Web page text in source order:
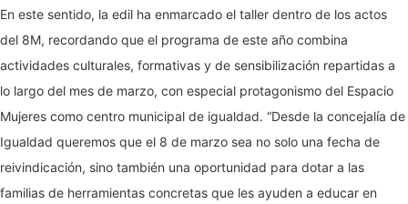
En este sentido, la edil ha enmarcado el taller dentro de los actos
del 8M, recordando que el programa de este año combina
actividades culturales, formativas y de sensibilización repartidas a
lo largo del mes de marzo, con especial protagonismo del Espacio
Mujeres como centro municipal de igualdad. “Desde la concejalía de
Igualdad queremos que el 8 de marzo sea no solo una fecha de
reivindicación, sino también una oportunidad para dotar a las
familias de herramientas concretas que les ayuden a educar en